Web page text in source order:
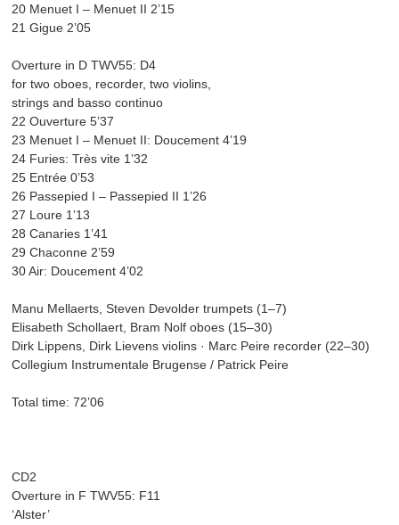
20 Menuet I – Menuet II 2’15
21 Gigue 2’05
Overture in D TWV55: D4
for two oboes, recorder, two violins,
strings and basso continuo
22 Ouverture 5’37
23 Menuet I – Menuet II: Doucement 4’19
24 Furies: Très vite 1’32
25 Entrée 0’53
26 Passepied I – Passepied II 1’26
27 Loure 1’13
28 Canaries 1’41
29 Chaconne 2’59
30 Air: Doucement 4’02
Manu Mellaerts, Steven Devolder trumpets (1–7)
Elisabeth Schollaert, Bram Nolf oboes (15–30)
Dirk Lippens, Dirk Lievens violins · Marc Peire recorder (22–30)
Collegium Instrumentale Brugense / Patrick Peire
Total time: 72’06
CD2
Overture in F TWV55: F11
‘Alster’